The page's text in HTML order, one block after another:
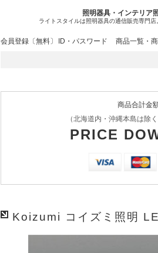
照明器具・インテリア
ライトスタイルは照明器具の通信販売専門
会員登録〔無料〕 ID・パスワード 商品一覧・
商品合計金
（北海道内・沖縄本島は除
PRICE
Koizumi コイズミ照明